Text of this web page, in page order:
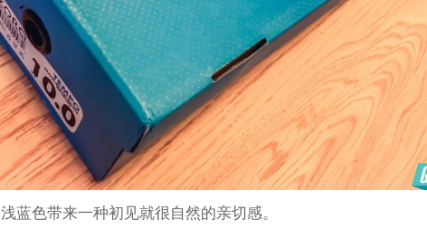
浅蓝色带来一种初见就很自然的亲切感。